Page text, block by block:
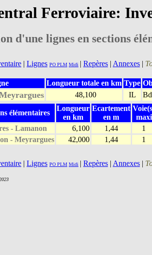
Ferroviaire:
d'une lignes en sections
| Lignes PO PLM Midi | Repères | Annexes |
Longueur totale en km Type
48,100 IL
élémentaires
Longueur
en km
Ecartement
en m
maxi
- Lamanon 6,100 1,44
1
- Meyrargues 42,000 1,44
1
| Lignes PO PLM Midi | Repères | Annexes |